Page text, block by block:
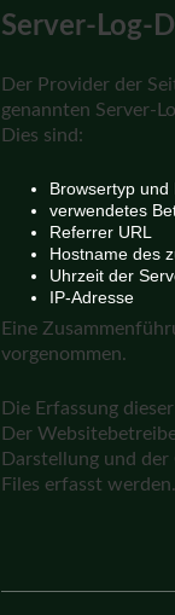
Server-Log-
Der Provider der
genannten Server-
Dies sind:
Browsertyp und
verwendetes
Referrer URL
Hostname des
Uhrzeit der
IP-Adresse
Eine
vorgenommen.
Die Erfassung
Der
Darstellung und der
Files erfasst werden.